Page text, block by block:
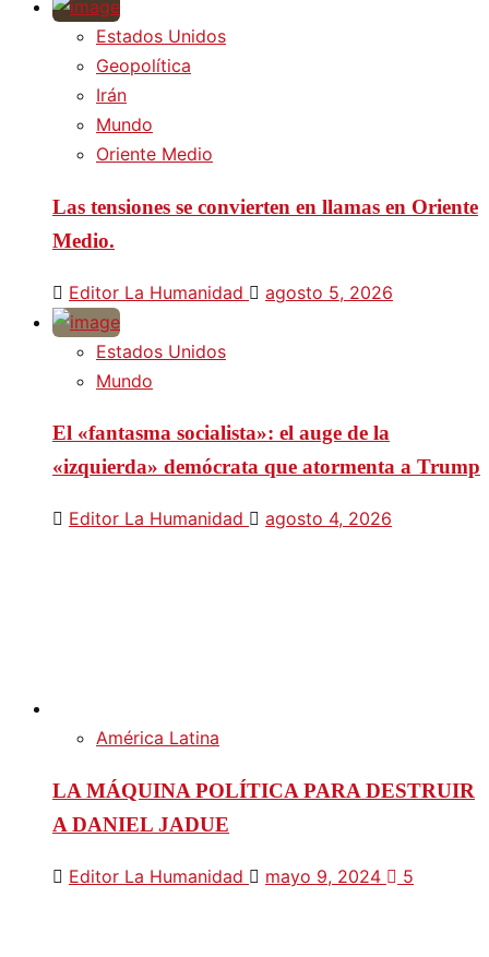
Estados Unidos
Geopolítica
Irán
Mundo
Oriente Medio
Las tensiones se convierten en llamas en Oriente
Medio.
Editor La Humanidad agosto 5, 2026
Estados Unidos
Mundo
El «fantasma socialista»: el auge de la
«izquierda» demócrata que atormenta a Trump
Editor La Humanidad agosto 4, 2026
América Latina
LA MÁQUINA POLÍTICA PARA DESTRUIR
A DANIEL JADUE
Editor La Humanidad mayo 9, 2024 5